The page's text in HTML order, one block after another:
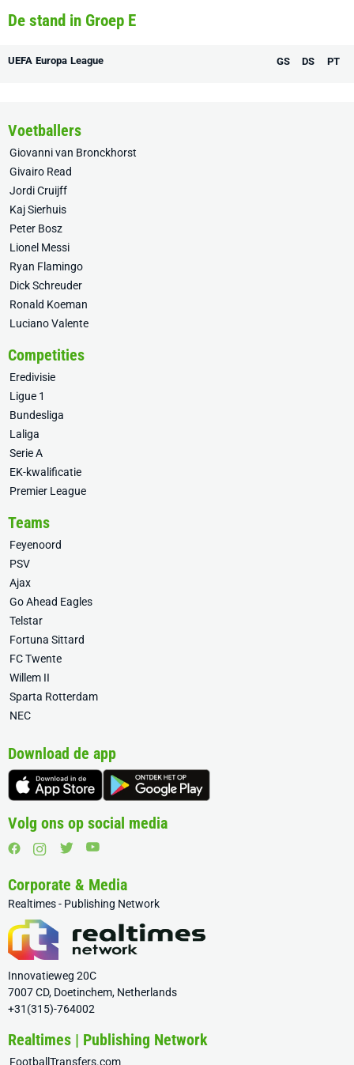
De stand in Groep E
UEFA Europa League GS DS PT
Voetballers
Giovanni van Bronckhorst
Givairo Read
Jordi Cruijff
Kaj Sierhuis
Peter Bosz
Lionel Messi
Ryan Flamingo
Dick Schreuder
Ronald Koeman
Luciano Valente
Competities
Eredivisie
Ligue 1
Bundesliga
Laliga
Serie A
EK-kwalificatie
Premier League
Teams
Feyenoord
PSV
Ajax
Go Ahead Eagles
Telstar
Fortuna Sittard
FC Twente
Willem II
Sparta Rotterdam
NEC
Download de app
Volg ons op social media
Corporate & Media
Realtimes - Publishing Network
Innovatieweg 20C
7007 CD, Doetinchem, Netherlands
+31(315)-764002
Realtimes | Publishing Network
FootballTransfers.com